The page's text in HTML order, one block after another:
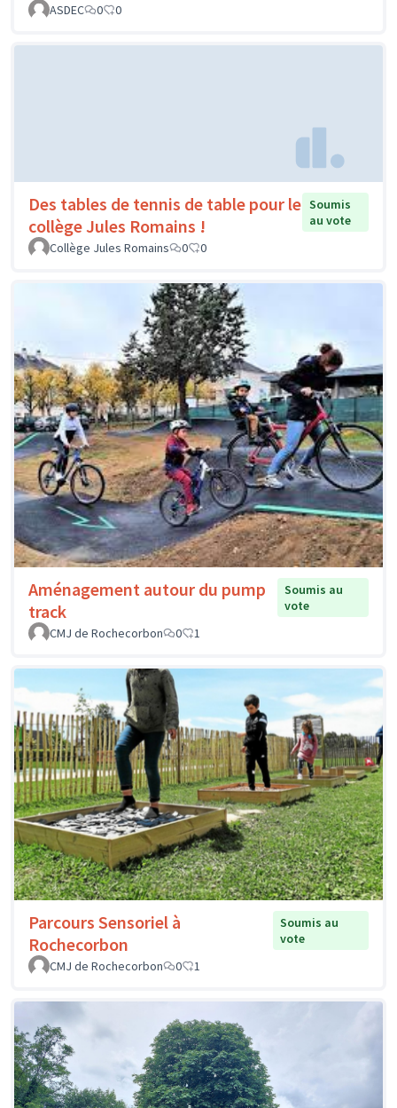
ASDEC 0 0
Des tables de tennis de table pour le
collège Jules Romains !
Soumis
au vote
Collège Jules Romains
0 0
Aménagement autour du pump
track
Soumis au
vote
CMJ de Rochecorbon
0 1
Parcours Sensoriel à
Rochecorbon
Soumis au
vote
CMJ de Rochecorbon
0 1